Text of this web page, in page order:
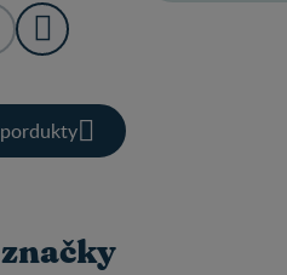
značky